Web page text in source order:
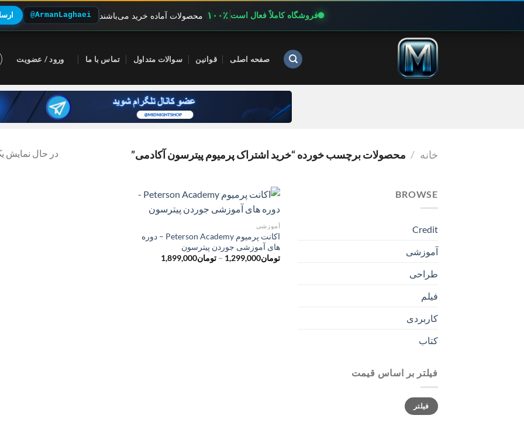
فروشگاه کاملاً فعال است ۱۰۰٪ محصولات آماده خرید می‌باشند @ArmanLaghaei
صفحه اصلی قوانین سوالات متداول تماس با ما ورود / عضویت
خانه / محصولات برچسب خورده “خرید اشتراک پرمیوم پیترسون آکادمی” در حال نمایش
BROWSE
Credit
آموزشی
طراحی
فیلم
کاربردی
کتاب
فیلتر بر اساس قیمت
حداقل
قیمت
حداکثر
قیمت
فیلتر
آموزشی
اکانت پرمیوم Peterson Academy – دوره
های آموزشی جوردن پیترسون
تومان1,299,000
– تومان1,899,000محدوده